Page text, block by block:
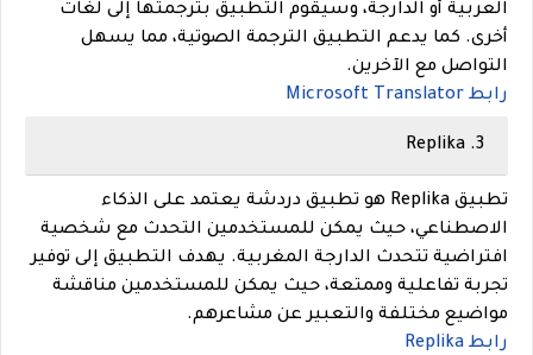
العربية أو الدارجة، وسيقوم التطبيق بترجمتها إلى لغات
أخرى. كما يدعم التطبيق الترجمة الصوتية، مما يسهل
التواصل مع الآخرين.
رابط Microsoft Translator
3.
Replika
تطبيق Replika هو تطبيق دردشة يعتمد على الذكاء
الاصطناعي، حيث يمكن للمستخدمين التحدث مع شخصية
افتراضية تتحدث الدارجة المغربية. يهدف التطبيق إلى توفير
تجربة تفاعلية وممتعة، حيث يمكن للمستخدمين مناقشة
مواضيع مختلفة والتعبير عن مشاعرهم.
رابط Replika